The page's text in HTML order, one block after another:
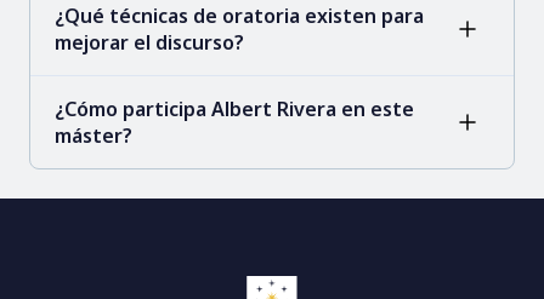
¿Qué técnicas de oratoria existen para
mejorar el discurso?
¿Cómo participa Albert Rivera en este
máster?